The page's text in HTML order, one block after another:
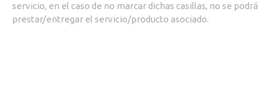
servicio, en el caso de no marcar dichas casillas, no se podrá
prestar/entregar el servicio/producto asociado.